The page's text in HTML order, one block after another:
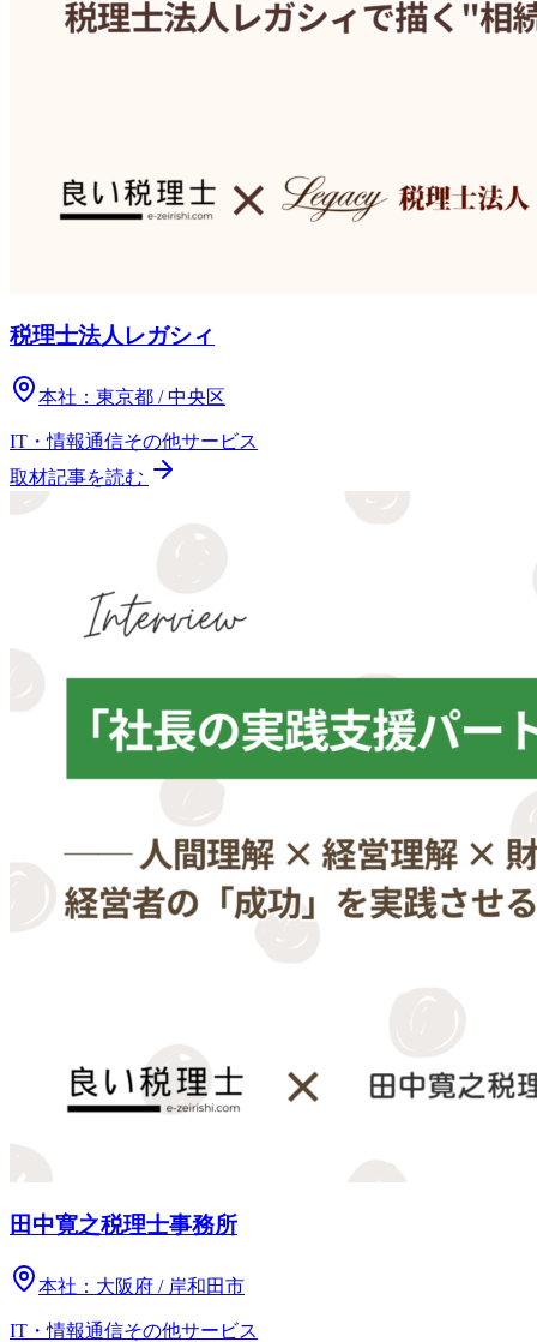
税理士法人レガシィ
本社： 東京都 / 中央区
IT・情報通信その他サービス
取材記事を読む
田中寛之税理士事務所
本社： 大阪府 / 岸和田市
IT・情報通信その他サービス